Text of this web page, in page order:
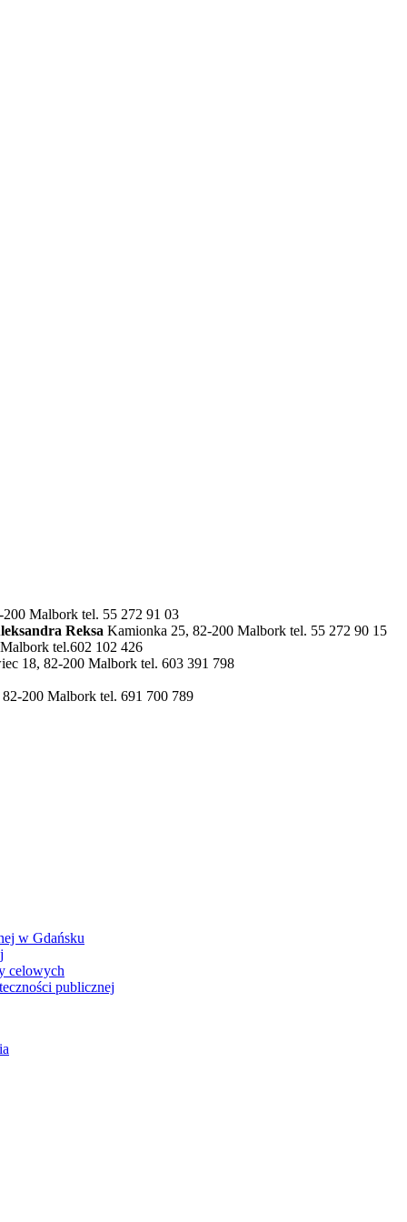
Malbork tel. 55 272 91 03
Reksa Kamionka 25, 82-200 Malbork tel. 55 272 90 15
tel.602 102 426
18, 82-200 Malbork tel. 603 391 798
200 Malbork tel. 691 700 789
w Gdańsku
celowych
publicznej